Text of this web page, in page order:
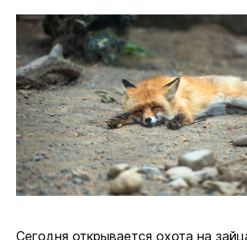
Сегодня открывается охота на